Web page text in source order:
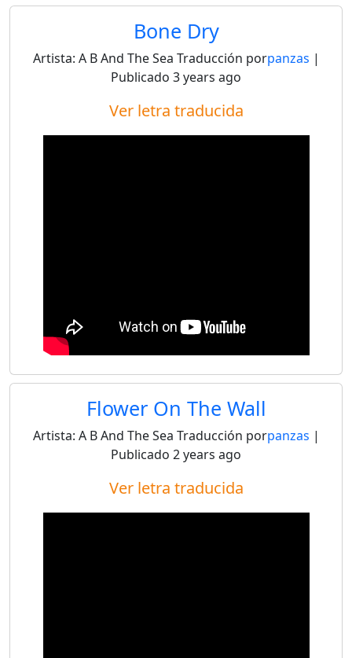
Bone Dry
Artista: A B And The Sea Traducción porpanzas |
Publicado 3 years ago
Ver letra traducida
Flower On The Wall
Artista: A B And The Sea Traducción porpanzas |
Publicado 2 years ago
Ver letra traducida